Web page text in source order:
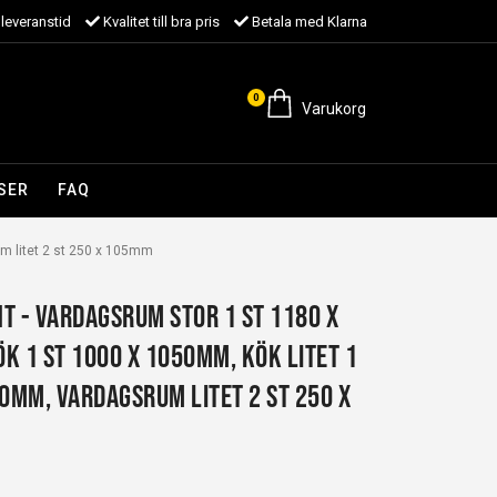
Kvalitet till bra pris Betala med Klarna
0
Varukorg
FAQ
litet 2 st 250 x 105mm
- vardagsrum stor 1 st 1180 x
1 st 1000 x 1050mm, kök litet 1
vardagsrum litet 2 st 250 x